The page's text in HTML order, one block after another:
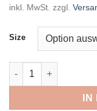
inkl. MwSt. zzgl.
Size
VAUDE - Me Roccia